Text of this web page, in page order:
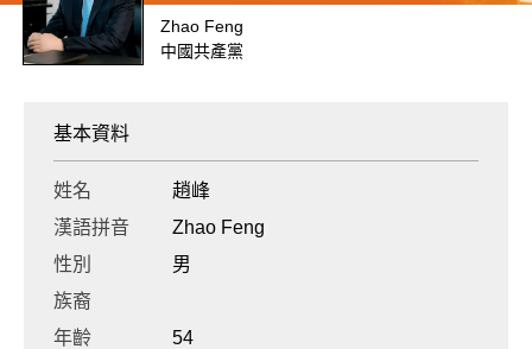
Zhao Feng
中國共產黨
基本資料
姓名
趙峰
漢語拼音
Zhao Feng
性別
男
族裔
年齡
54